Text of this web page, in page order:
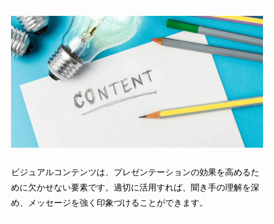
ビジュアルコンテンツは、プレゼンテーションの効果を高めるた
めに欠かせない要素です。適切に活用すれば、聞き手の理解を深
め、メッセージを強く印象づけることができます。